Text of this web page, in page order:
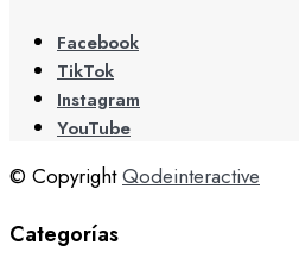
Facebook
TikTok
Instagram
YouTube
© CopyrightQodeinteractive
Categorías